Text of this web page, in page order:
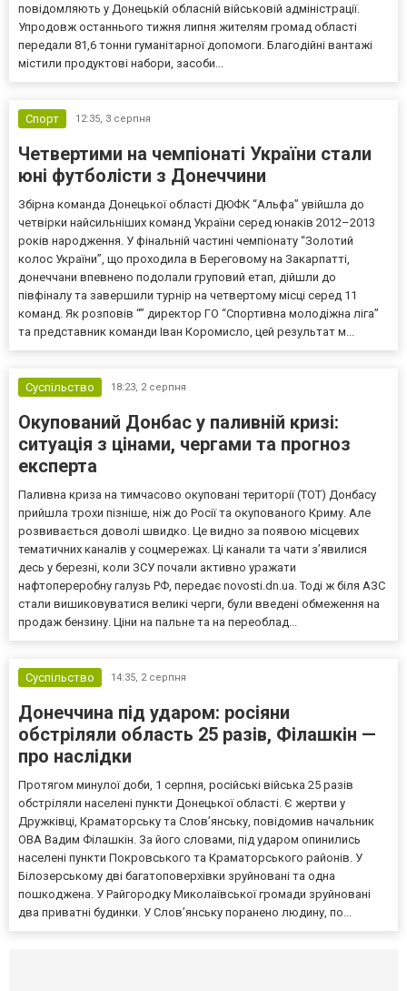
повідомляють у Донецькій обласній військовій адміністрації.
Упродовж останнього тижня липня жителям громад області
передали 81,6 тонни гуманітарної допомоги. Благодійні вантажі
містили продуктові набори, засоби...
Спорт 12:35, 3 серпня
Четвертими на чемпіонаті України стали
юні футболісти з Донеччини
Збірна команда Донецької області ДЮФК “Альфа” увійшла до
четвірки найсильніших команд України серед юнаків 2012–2013
років народження. У фінальній частині чемпіонату “Золотий
колос України”, що проходила в Береговому на Закарпатті,
донеччани впевнено подолали груповий етап, дійшли до
півфіналу та завершили турнір на четвертому місці серед 11
команд. Як розповів “” директор ГО “Спортивна молодіжна ліга”
та представник команди Іван Коромисло, цей результат м...
Суспільство 18:23, 2 серпня
Окупований Донбас у паливній кризі:
ситуація з цінами, чергами та прогноз
експерта
Паливна криза на тимчасово окуповані території (ТОТ) Донбасу
прийшла трохи пізніше, ніж до Росії та окупованого Криму. Але
розвивається доволі швидко. Це видно за появою місцевих
тематичних каналів у соцмережах. Ці канали та чати з’явилися
десь у березні, коли ЗСУ почали активно уражати
нафтопереробну галузь РФ, передає novosti.dn.ua. Тоді ж біля АЗС
стали вишиковуватися великі черги, були введені обмеження на
продаж бензину. Ціни на пальне та на переоблад...
Суспільство 14:35, 2 серпня
Донеччина під ударом: росіяни
обстріляли область 25 разів, Філашкін —
про наслідки
Протягом минулої доби, 1 серпня, російські війська 25 разів
обстріляли населені пункти Донецької області. Є жертви у
Дружківці, Краматорську та Слов’янську, повідомив начальник
ОВА Вадим Філашкін. За його словами, під ударом опинились
населені пункти Покровського та Краматорського районів. У
Білозерському дві багатоповерхівки зруйновані та одна
пошкоджена. У Райгородку Миколаївської громади зруйновані
два приватні будинки. У Слов’янську поранено людину, по...